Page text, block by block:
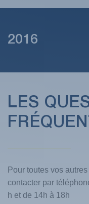
2016
LES
Pour toutes vos
contacter par
h et de 14h à 18h